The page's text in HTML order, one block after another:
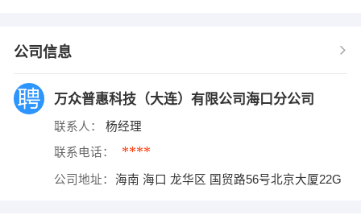
公司信息
万众普惠科技（大连）有限公司海口分公司
联系人： 杨经理
联系电话： ****
公司地址： 海南 海口 龙华区 国贸路56号北京大厦22G